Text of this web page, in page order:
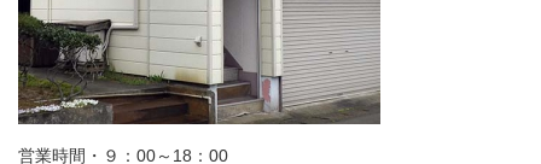
営業時間・９：00～18：00